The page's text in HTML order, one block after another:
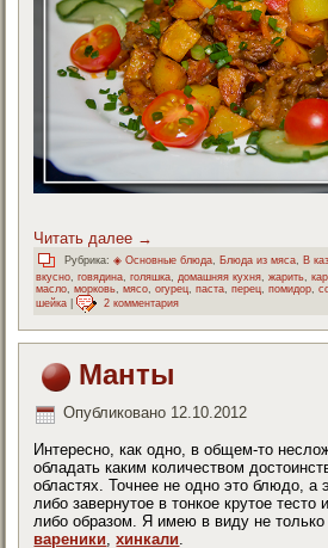
Читать далее →
Рубрика: ◈ Основные блюда Блюда из мяса В
вкусно,говядина,голяшка,домашняя кухня,жарить,
масло,морковь,мясо,огурец,паста,перец,помидор,
шейка | 2 комментария
Манты
Опубликовано 12.10.2012
Интересно, как одно, в общем-то
обладать каким количеством
областях. Точнее не одно это блюдо, а
либо завернутое в тонкое крутое тесто
либо образом. Я имею в виду не
вареники,хинкали.